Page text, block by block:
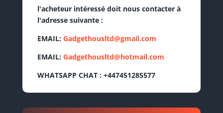
l'acheteur intéressé doit nous contacter à
l'adresse suivante :
EMAIL: Gadgethousltd@gmail.com
EMAIL: Gadgethousltd@hotmail.com
WHATSAPP CHAT : +447451285577